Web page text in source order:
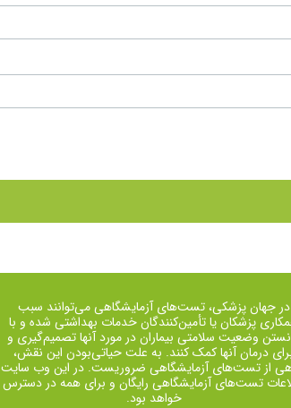
در جهان پزشکی، تست‌های آزمایشگاهی می‌توانند سبب
پزشکان یا تأمین‌کنندگان خدمات بهداشتی شده و با
وضعیت سلامتی بیماران در مورد آنها تصمیم‌گیری و
درمان ‌آنها کمک کنند. به علت حیاتی‌بودن این نقش،
از تست‌های آزمایشگاهی ضروریست. در این وب سایت
تست‌های آزمایشگاهی رایگان و برای همه در دسترس
خواهد بود.